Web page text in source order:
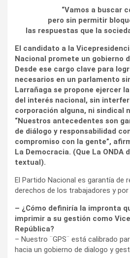
“Vamos a buscar
pero sin permitir
las respuestas que la
El candidato a la
Nacional promete un gobierno
Desde ese cargo clave para
necesarios en un parlamento
Larrañaga se propone ejercer
del interés nacional, sin
corporación alguna, ni sindical
“Nuestros antecedentes son
de diálogo y responsabilidad
compromiso con la gente”,
La Democracia. (Que La ONDA
textual).
El Partido Nacional es garantía de
derechos de los trabajadores y
– ¿Cómo definiría la impronta
imprimir a su gestión como
República?
– Nuestro ¨GPS¨ está calibrado
hacia un gobierno de dialogo y